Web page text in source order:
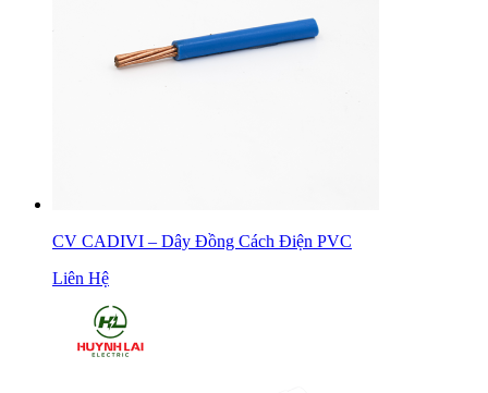
CV CADIVI – Dây Đồng Cách Điện PVC
Liên Hệ